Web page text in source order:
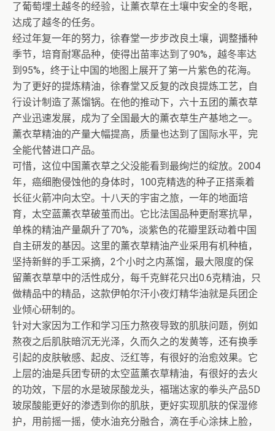
了葡萄埋土越冬的经验，让薰衣草在土壤中安全的冬眠，
达成了越冬的任务。
经过年复一年的努力，徐春堂一步步改良土壤，调整播种
季节，培育耐寒品种，使得出苗率达到了90%，越冬率达
到95%，终于让中国的地图上展开了第一片紫色的花海。
为了更好的提炼精油，徐春堂又反复的改良提炼工艺，自
行设计制造了蒸馏锅。在他的推动下，六十五团的薰衣草
产业迅速发展，成为了全国最大的薰衣草生产基地之一。
薰衣草精油的产量大幅提高，质量也达到了国际水平，完
全能代替进口产品。
可惜，这位中国薰衣草之父没能看到最绚烂的绽放。2004
年，癌细胞侵蚀他的身体时，100克精选的种子正搭乘着
长征火箭冲向太空。十八天的宇宙之旅，一年的地面培
育，太空蓝薰衣草破茧而出。它比法国品种更耐寒抗旱，
单株的精油产量飙升了70%，淡紫色的花瓣里跃动着中国
自主研发的基因。这里的薰衣草精油产业采用有机种植，
坚持新鲜的手工采摘，2个小时之内蒸馏，最大限度的保
留薰衣草草中的活性成分，每千克鲜花只出0.6克精油，只
做精品中的精品，这款伊帕尔汗小夜灯精华油就是兵团企
业倾心研制的。
针对大家因为工作和学习压力熬夜导致的肌肤问题，例如
熬夜之后肌肤暗沉无光泽，久而久之的发黄等，还有换季
引起的皮肤敏感、起皮、泛红等，有很好的治愈效果。它
上层的油是兵团专研的太空蓝薰衣草精油，有很好的去火
的功效，下层的水是玻尿酸龙头，福瑞达家的拳头产品5D
玻尿酸能更好的渗透到你的肌肤，更好实现肌肤的保湿修
护，用前摇一摇，使水油充分融合，滴在手心涂抹上脸，